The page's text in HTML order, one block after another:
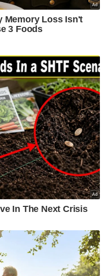
dan galakan
Tanah Merah
pertama